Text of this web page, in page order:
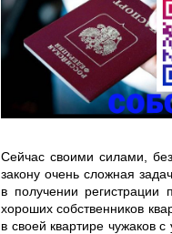
Сейчас своими силами,
закону очень сложная
в получении
хороших собственников
в своей квартире чужаков